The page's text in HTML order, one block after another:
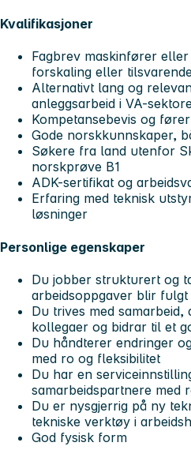
Kvalifikasjoner
Fagbrev maskinfører
forskaling eller
Alternativt lang og
anleggsarbeid i VA-
Kompetansebevis og
Gode norskkunnskaper,
Søkere fra land utenfor
norskprøve B1
ADK-sertifikat og
Erfaring med teknisk
løsninger
Personlige egenskaper
Du jobber strukturert og
arbeidsoppgaver blir
Du trives med
kollegaer og bidrar til et
Du håndterer endringer
med ro og fleksibilitet
Du har en
samarbeidspartnere med
Du er nysgjerrig på ny
tekniske verktøy i
God fysisk form